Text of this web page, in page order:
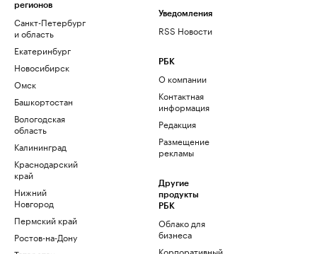
регионов
Санкт-Петербург
и область
Екатеринбург
Новосибирск
Омск
Башкортостан
Вологодская
область
Калининград
Краснодарский
край
Нижний
Новгород
Пермский край
Ростов-на-Дону
Уведомления
RSS Новости
РБК
О компании
Контактная
информация
Редакция
Размещение
рекламы
Другие
продукты
РБК
Облако для
бизнеса
Корпоративный